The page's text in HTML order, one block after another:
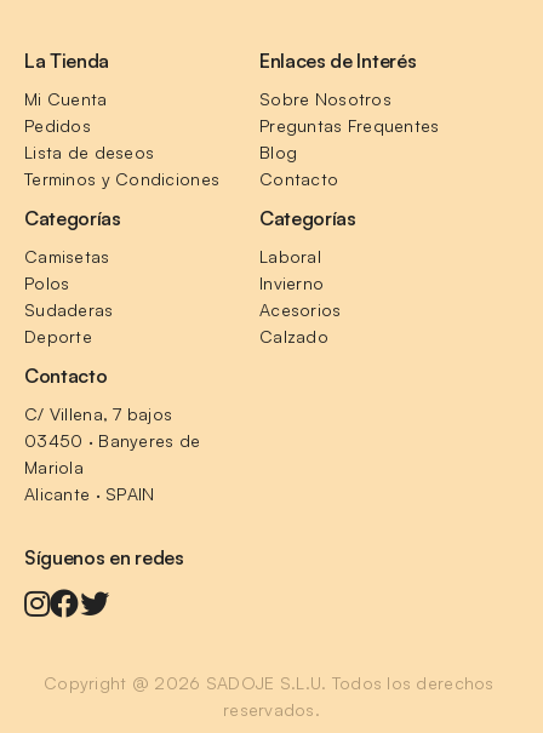
La Tienda
Mi Cuenta
Pedidos
Lista de deseos
Terminos y Condiciones
Enlaces de Interés
Sobre Nosotros
Preguntas Frequentes
Blog
Contacto
Categorías
Camisetas
Polos
Sudaderas
Deporte
Categorías
Laboral
Invierno
Acesorios
Calzado
Contacto
C/ Villena, 7 bajos
03450 · Banyeres de
Mariola
Alicante · SPAIN
Síguenos en redes
Copyright @ 2026 SADOJE S.L.U. Todos los derechos
reservados.